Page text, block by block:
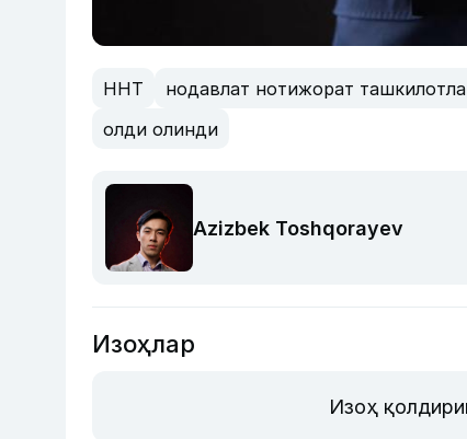
ННТ нодавлат нотижорат
олди олинди
Azizbek Toshqorayev
Изоҳлар
Изоҳ